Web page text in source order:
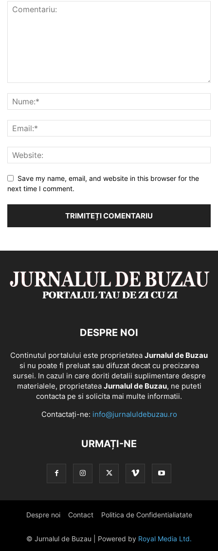
Save my name, email, and website in this browser for the
next time I comment.
DESPRE NOI
Continutul portalului este proprietatea Jurnalul de Buzau
si nu poate fi preluat sau difuzat decat cu precizarea
sursei. In cazul in care doriti detalii suplimentare despre
materialele, proprietatea Jurnalul de Buzau, ne puteti
contacta pe si solicita mai multe informatii.
Contactați-ne: info@jurnaluldebuzau.ro
URMAȚI-NE
Despre noi Contact Politica de Confidentialiatate
© Jurnalul de Buzau | Powered by Royal Media Ltd.